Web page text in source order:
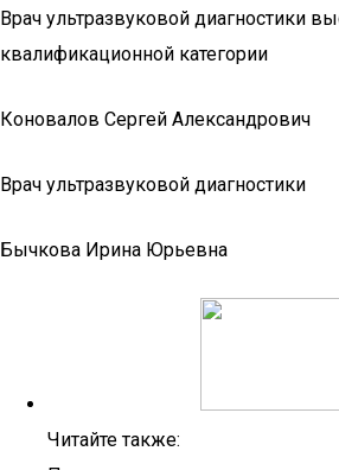
Врач ультразвуковой диагностики
квалификационной категории
Коновалов Сергей Александрович
Врач ультразвуковой диагностики
Бычкова Ирина Юрьевна
Читайте также: